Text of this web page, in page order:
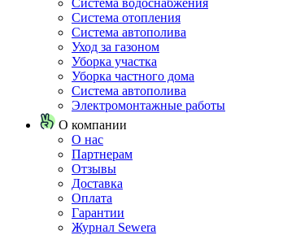
Система водоснабжения
Система отопления
Система автополива
Уход за газоном
Уборка участка
Уборка частного дома
Система автополива
Электромонтажные работы
О компании
О нас
Партнерам
Отзывы
Доставка
Оплата
Гарантии
Журнал Sewera